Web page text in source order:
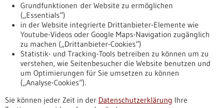
Nach oben
Grundfunktionen der Website zu ermöglichen
(„Essentials“)
in der Website integrierte Drittanbieter-Elemente wie
Youtube-Videos oder Google Maps-Navigation zugänglich
zu machen („Drittanbieter-Cookies“)
Statistik- und Tracking-Tools betreiben zu können um zu
verstehen, wie Seitenbesucher die Website benutzen und
um Optimierungen für Sie umsetzen zu können
(„Analyse-Cookies“).
Sie können jeder Zeit in der Datenschutzerklärung Ihre